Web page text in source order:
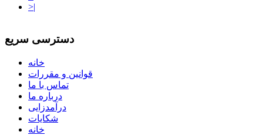
>|
دسترسی سریع
خانه
قوانین و مقررات
تماس با ما
درباره ما
درآمدزایی
شکایات
خانه